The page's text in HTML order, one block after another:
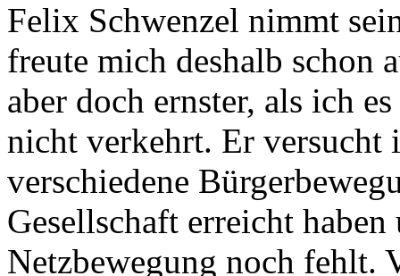
Felix Schwenzel nimmt
freute mich deshalb schon
aber doch ernster, als ich
nicht verkehrt. Er versucht
verschiedene
Gesellschaft erreicht
Netzbewegung noch fehlt.